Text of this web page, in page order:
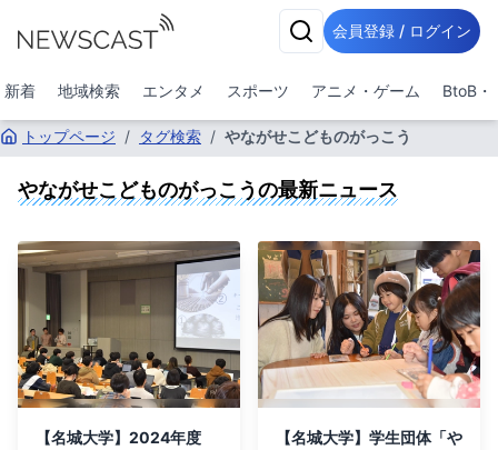
会員登録 / ログイン
新着 地域検索 エンタメ スポーツ アニメ・ゲーム BtoB・
トップページ / タグ検索 / やながせこどものがっこう
やながせこどものがっこうの最新ニュース
【名城大学】2024年度
【名城大学】学生団体「や